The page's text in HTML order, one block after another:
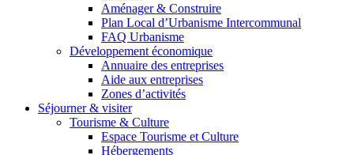
Aménager & Construire
Plan Local d’Urbanisme Intercommunal
FAQ Urbanisme
Développement économique
Annuaire des entreprises
Aide aux entreprises
Zones d’activités
Séjourner & visiter
Tourisme & Culture
Espace Tourisme et Culture
Hébergements